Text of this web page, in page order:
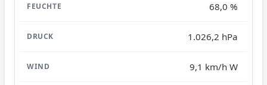
68,0 %
1.026,2 hPa
9,1 km/h W